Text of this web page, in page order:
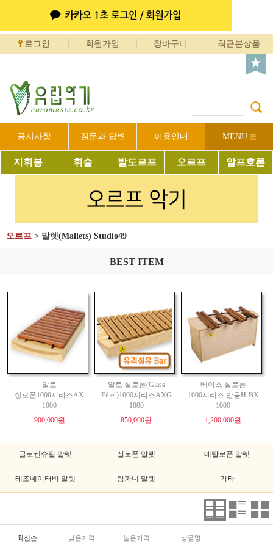
로그인 회원가입 장바구니 최근본상품
공지사항 질문과 답변 이용안내 MENU
지휘봉 휘슬 발도르프 오르프 알프호른
오르프 > 말렛(Mallets) Studio49
BEST ITEM
알토
실로폰1000시리즈AX
1000
900,000원
알토 실로폰(Glass
Fiber)1000시리즈AXG
1000
850,000원
베이스 실로폰
1000시리즈 반음H-BX
1000
1,200,000원
글로켄슈필 말렛 실로폰 말렛 메탈로폰 말렛
레조네이터바 말렛 팀파니 말렛 기타
최신순 낮은가격 높은가격 상품명